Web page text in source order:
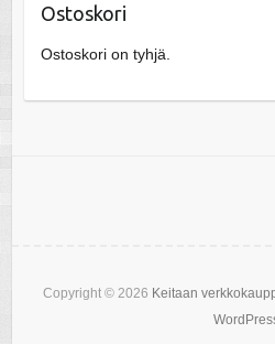
Ostoskori
Ostoskori on tyhjä.
Copyright © 2026 Keitaan